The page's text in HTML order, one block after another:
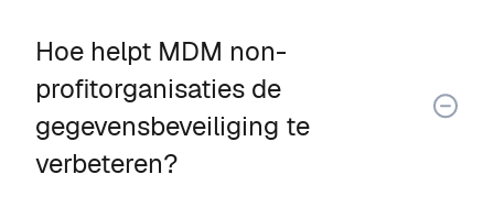
Hoe helpt MDM non-
profitorganisaties de
gegevensbeveiliging te
verbeteren?